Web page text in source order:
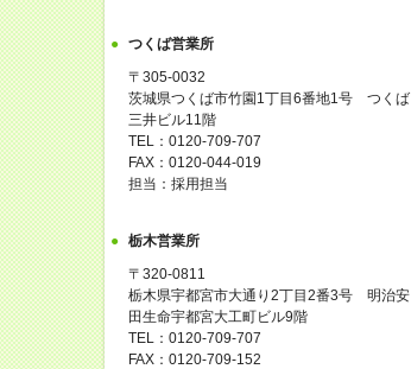
つくば営業所
〒305-0032
茨城県つくば市竹園1丁目6番地1号 つくば
三井ビル11階
TEL：0120-709-707
FAX：0120-044-019
担当：採用担当
栃木営業所
〒320-0811
栃木県宇都宮市大通り2丁目2番3号 明治安
田生命宇都宮大工町ビル9階
TEL：0120-709-707
FAX：0120-709-152